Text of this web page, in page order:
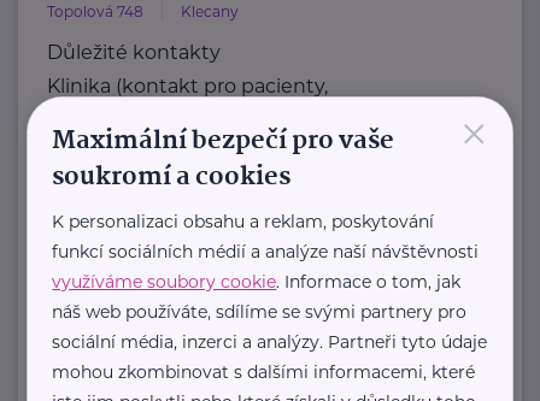
Topolová 748 Klecany
Důležité kontakty
Klinika (kontakt pro pacienty,
Telefon
+420 283 088 244
E-mail
ambulance@nudz.cz
Zdravotní dokumentace
Telefon
+420 283 088 111
E-mail
×
Maximální bezpečí pro vaše
soukromí a cookies
K personalizaci obsahu a reklam, poskytování
funkcí sociálních médií a analýze naší návštěvnosti
využíváme soubory cookie. Informace o tom, jak
náš web používáte, sdílíme se svými partnery pro
sociální média, inzerci a analýzy. Partneři tyto údaje
mohou zkombinovat s dalšími informacemi, které